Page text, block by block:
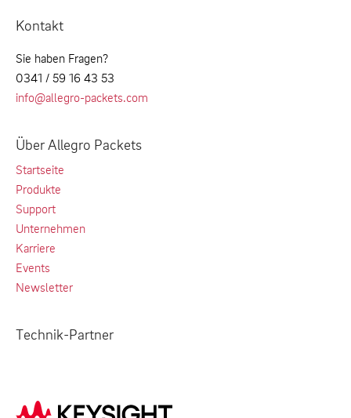
Kontakt
Sie haben Fragen?
0341 / 59 16 43 53
info@allegro-packets.com
Über Allegro Packets
Startseite
Produkte
Support
Unternehmen
Karriere
Events
Newsletter
Technik-Partner